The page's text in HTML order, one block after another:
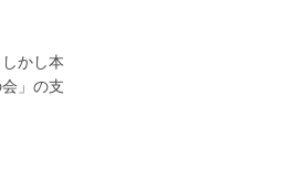
かし本
」の支